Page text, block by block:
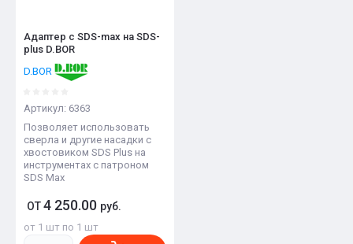
Адаптер с SDS-max на SDS-
plus D.BOR
D.BOR
Артикул: 6363
Позволяет использовать
сверла и другие насадки с
хвостовиком SDS Plus на
инструментах с патроном
SDS Max
ОТ4 250.00 руб.
от 1 шт по 1 шт